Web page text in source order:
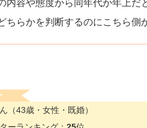
内容や態度から同年代か年上
ちらかを判断するのにこちら側
（43歳・女性・既婚）